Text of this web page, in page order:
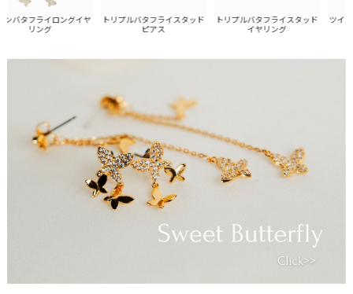
バタフライロングイヤ
リング
トリプルバタフライスタッド
ピアス
トリプルバタフライスタッド
イヤリング
ツイン